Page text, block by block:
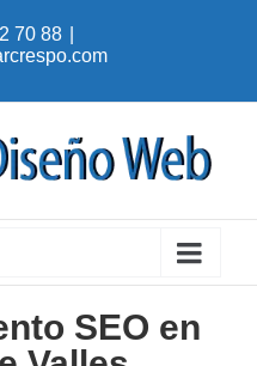
70 88
SEO en